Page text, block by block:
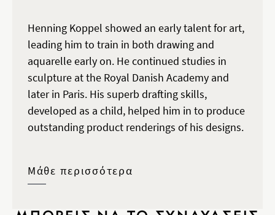
Henning Koppel showed an early talent for art,
leading him to train in both drawing and
aquarelle early on. He continued studies in
sculpture at the Royal Danish Academy and
later in Paris. His superb drafting skills,
developed as a child, helped him in to produce
outstanding product renderings of his designs.
Μάθε περισσότερα